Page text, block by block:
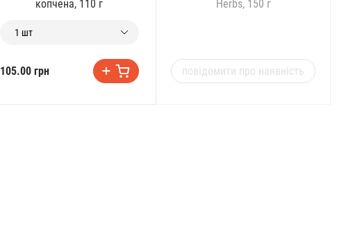
копчена, 110 г
1 шт
105.00 грн
Herbs, 150 г
повідомити про наявність